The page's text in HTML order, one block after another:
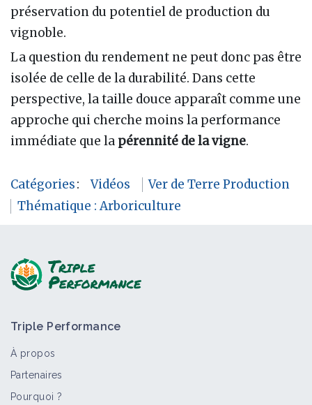
préservation du potentiel de production du
vignoble.
La question du rendement ne peut donc pas être
isolée de celle de la durabilité. Dans cette
perspective, la taille douce apparaît comme une
approche qui cherche moins la performance
immédiate que la pérennité de la vigne.
Catégories: Vidéos
Ver de Terre Production
Thématique : Arboriculture
Triple Performance
À propos
Partenaires
Pourquoi ?